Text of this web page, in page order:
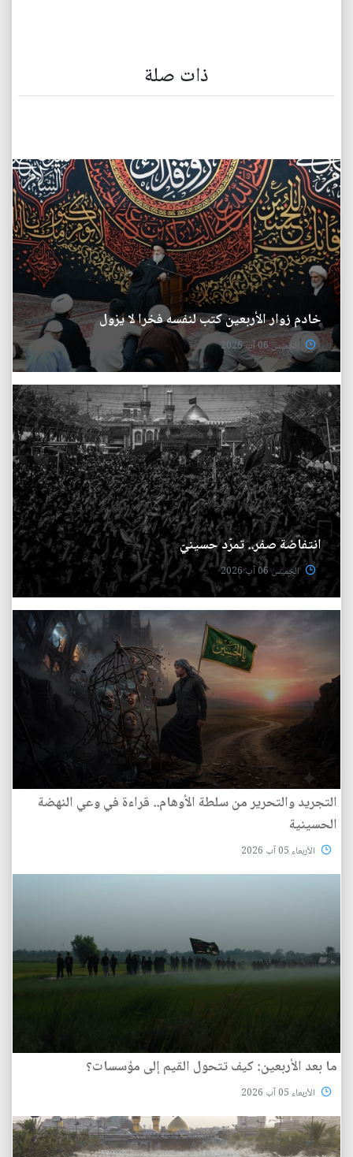
ذات صلة
خادم زوار الأربعين كتب لنفسه فخرا لا يزول
الخميس 06 آب 2026
انتفاضة صفر.. تمرّد حسينيّ
الخميس 06 آب 2026
التجريد والتحرير من سلطة الأوهام.. قراءة في وعي النهضة
الحسينية
الأربعاء 05 آب 2026
ما بعد الأربعين: كيف تتحول القيم إلى مؤسسات؟
الأربعاء 05 آب 2026